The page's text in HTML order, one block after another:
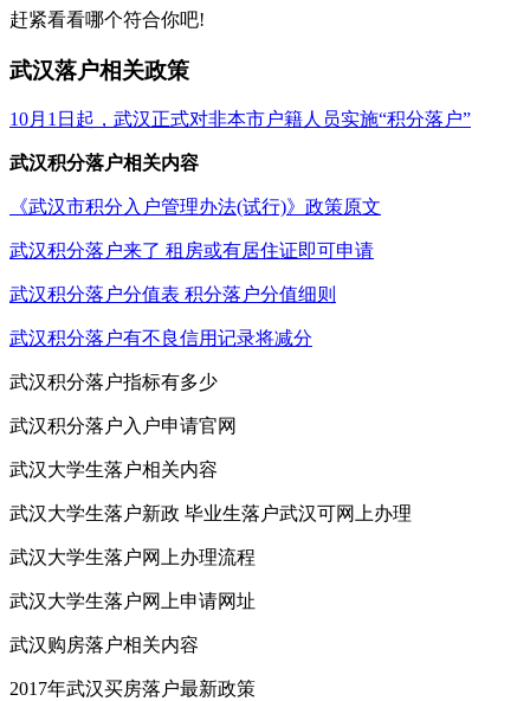
赶紧看看哪个符合你吧!
武汉落户相关政策
10月1日起，武汉正式对非本市户籍人员实施“积分落户”
武汉积分落户相关内容
《武汉市积分入户管理办法(试行)》政策原文
武汉积分落户来了 租房或有居住证即可申请
武汉积分落户分值表 积分落户分值细则
武汉积分落户有不良信用记录将减分
武汉积分落户指标有多少
武汉积分落户入户申请官网
武汉大学生落户相关内容
武汉大学生落户新政 毕业生落户武汉可网上办理
武汉大学生落户网上办理流程
武汉大学生落户网上申请网址
武汉购房落户相关内容
2017年武汉买房落户最新政策